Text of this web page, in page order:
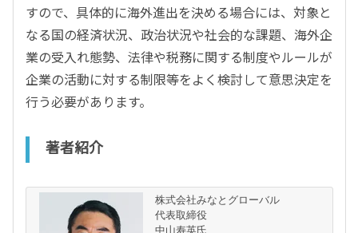
すので、具体的に海外進出を決める場合には、対象と
なる国の経済状況、政治状況や社会的な課題、海外企
業の受入れ態勢、法律や税務に関する制度やルールが
企業の活動に対する制限等をよく検討して意思決定を
行う必要があります。
著者紹介
株式会社みなとグローバル
代表取締役
中山寿英氏